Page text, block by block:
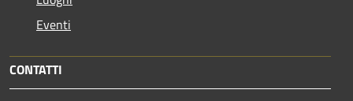
Eventi
CONTATTI